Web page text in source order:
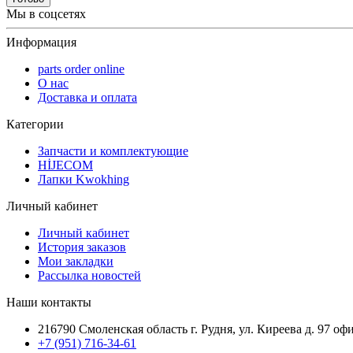
Мы в соцсетях
Информация
parts order onlinе
О нас
Доставка и оплата
Категории
Запчасти и комплектующие
HİJECOM
Лапки Kwokhing
Личный кабинет
Личный кабинет
История заказов
Мои закладки
Рассылка новостей
Наши контакты
216790 Смоленская область г. Рудня, ул. Киреева д. 97
+7 (951) 716-34-61